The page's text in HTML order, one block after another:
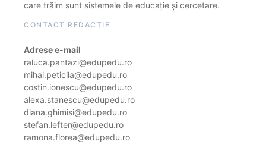
care trăim sunt sistemele de educație și cercetare.
CONTACT REDACȚIE
Adrese e-mail
raluca.pantazi@edupedu.ro
mihai.peticila@edupedu.ro
costin.ionescu@edupedu.ro
alexa.stanescu@edupedu.ro
diana.ghimisi@edupedu.ro
stefan.lefter@edupedu.ro
ramona.florea@edupedu.ro